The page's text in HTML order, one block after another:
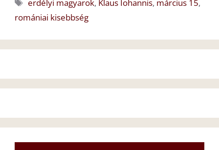
erdélyi magyarok, Klaus Iohannis, március 15,
romániai kisebbség